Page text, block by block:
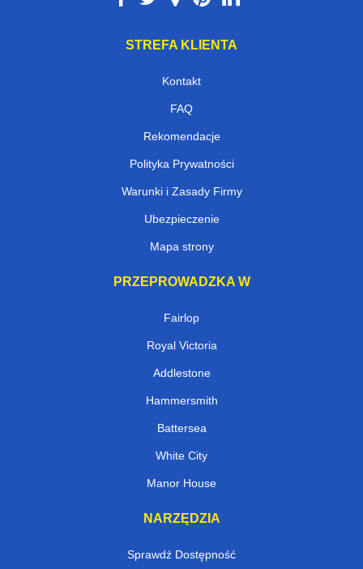
STREFA KLIENTA
Kontakt
FAQ
Rekomendacje
Polityka Prywatności
Warunki i Zasady Firmy
Ubezpieczenie
Mapa strony
PRZEPROWADZKA W
Fairlop
Royal Victoria
Addlestone
Hammersmith
Battersea
White City
Manor House
NARZĘDZIA
Sprawdź Dostępność